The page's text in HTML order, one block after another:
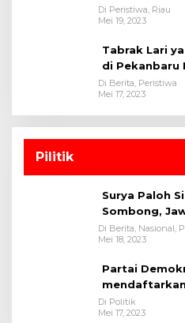
Satreskrim
Di Peristiwa, Riau
Mei 19, 2023
Tabrak Lari
di Pekanbaru
Di Berita, Peristiwa
Mei 17, 2023
Pilitik
Surya Paloh
Sombong,
Di Berita, Nasional,
Mei 18, 2023
Partai
Di Politik
Mei 17, 2023